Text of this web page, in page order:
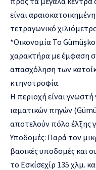
είναι
τετραγωνικό
*Οικονομία Το
χαρακτήρα με έμφαση
απασχόληση των
κτηνοτροφία.
Η περιοχή είναι γνωστή
ιαματικών πηγών
αποτελούν πόλο έλξης
Υποδομές: Παρά τον
βασικές υποδομές και
το Εσκίσεχίρ 135 χλμ.